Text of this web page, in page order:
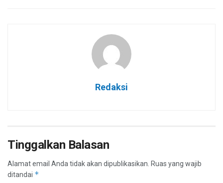
Redaksi
Tinggalkan Balasan
Alamat email Anda tidak akan dipublikasikan. Ruas yang wajib
ditandai *